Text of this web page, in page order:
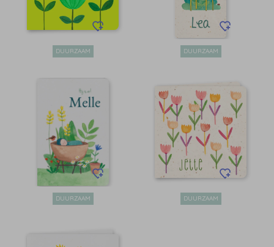
DUURZAAM DUURZAAM
DUURZAAM DUURZAAM